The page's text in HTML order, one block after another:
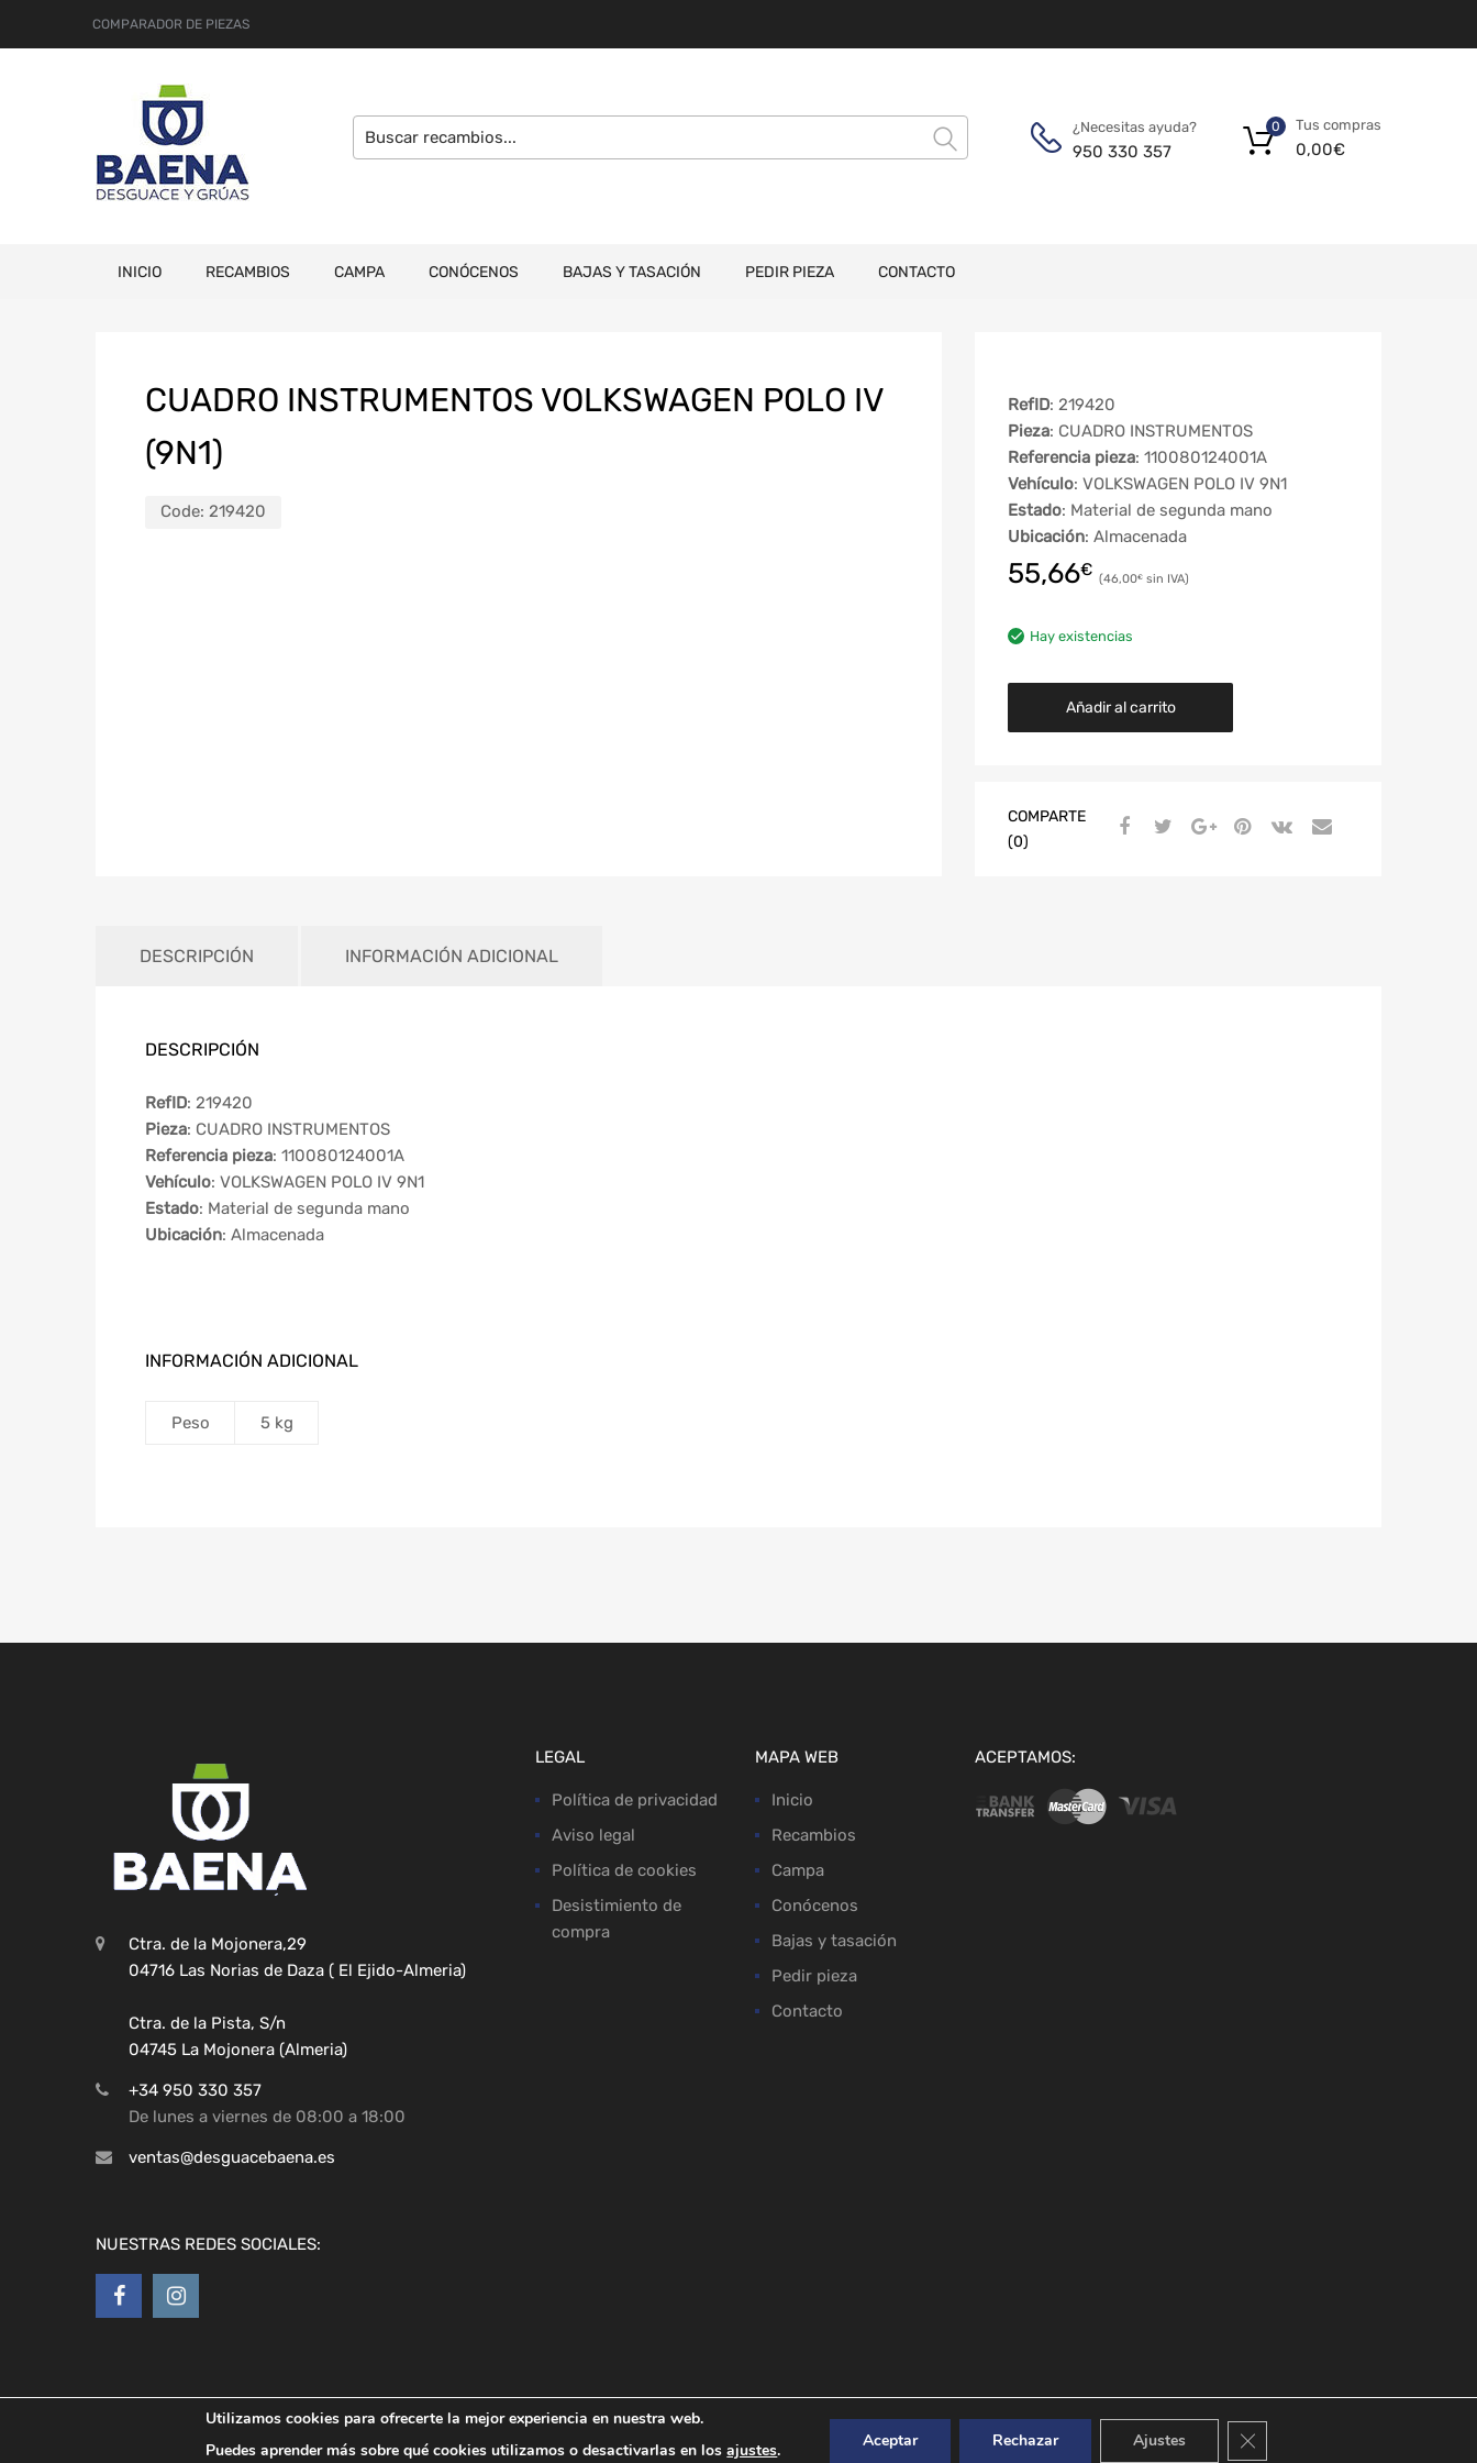
COMPARADOR DE PIEZAS
¿Necesitas ayuda?
950 330 357
Tus compras
0,00€
0
INICIO RECAMBIOS CAMPA CONÓCENOS BAJAS Y TASACIÓN PEDIR PIEZA CONTACTO
CUADRO INSTRUMENTOS VOLKSWAGEN POLO IV
(9N1)
Code: 219420
RefID: 219420
Pieza: CUADRO INSTRUMENTOS
Referencia pieza: 110080124001A
Vehículo: VOLKSWAGEN POLO IV 9N1
Estado: Material de segunda mano
Ubicación: Almacenada
55,66€ 46,00€
Hay existencias
Añadir al carrito
COMPARTE
(0)
DESCRIPCIÓN INFORMACIÓN ADICIONAL
DESCRIPCIÓN
RefID: 219420
Pieza: CUADRO INSTRUMENTOS
Referencia pieza: 110080124001A
Vehículo: VOLKSWAGEN POLO IV 9N1
Estado: Material de segunda mano
Ubicación: Almacenada
INFORMACIÓN ADICIONAL
Peso 5 kg
Ctra. de la Mojonera,29
04716 Las Norias de Daza ( El Ejido-Almeria)
Ctra. de la Pista, S/n
04745 La Mojonera (Almeria)
+34 950 330 357
De lunes a viernes de 08:00 a 18:00
ventas@desguacebaena.es
NUESTRAS REDES SOCIALES:
LEGAL
Política de privacidad
Aviso legal
Política de cookies
Desistimiento de
compra
MAPA WEB
Inicio
Recambios
Campa
Conócenos
Bajas y tasación
Pedir pieza
Contacto
ACEPTAMOS:
Desguaces Baena
Utilizamos cookies para ofrecerte la mejor experiencia en nuestra web.
Puedes aprender más sobre qué cookies utilizamos o desactivarlas en losajustes. Aceptar Rechazar Ajustes Cerrar el banner de cookies RGPD